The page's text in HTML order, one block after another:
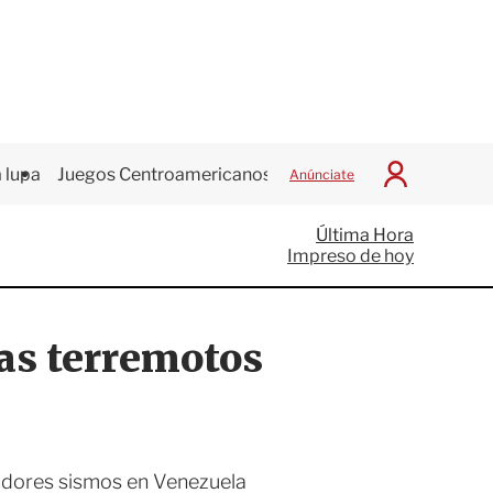
lupa Juegos Centroamericanos Anúnciate
I
c
i
a
Última Hora
Impreso de hoy
terremotos
sismos en Venezuela